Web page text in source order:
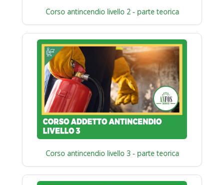
Corso antincendio livello 2 - parte teorica
Corso antincendio livello 3 - parte teorica